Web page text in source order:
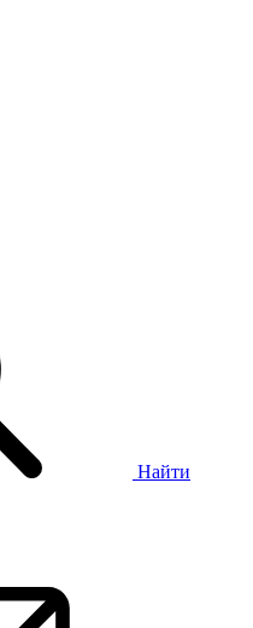
Найти